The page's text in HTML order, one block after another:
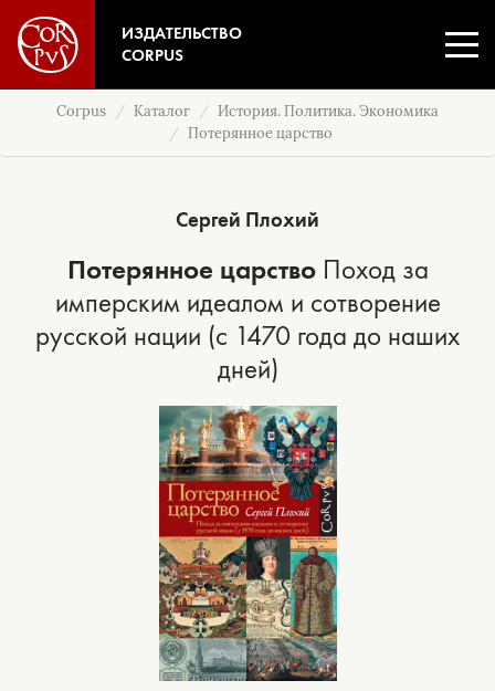
ИЗДАТЕЛЬСТВО
CORPUS
Corpus Каталог
История. Политика. Экономика
Потерянное царство
Сергей Плохий
Потерянное царство Поход за
имперским идеалом и сотворение
русской нации (с 1470 года до наших
дней)